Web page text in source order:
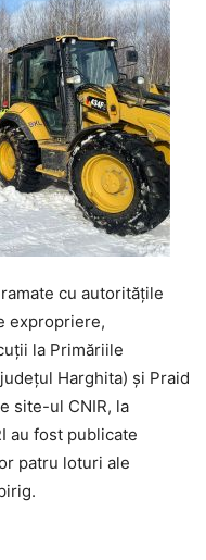
cu autoritățile
expropriere,
la Primăriile
Harghita) și Praid
site-ul CNIR, la
au fost publicate
patru loturi ale